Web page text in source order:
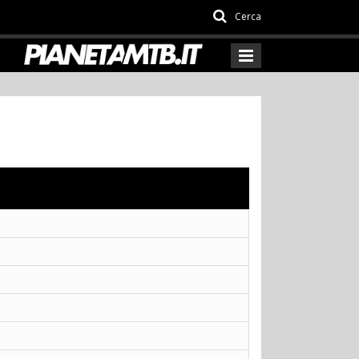
Cerca